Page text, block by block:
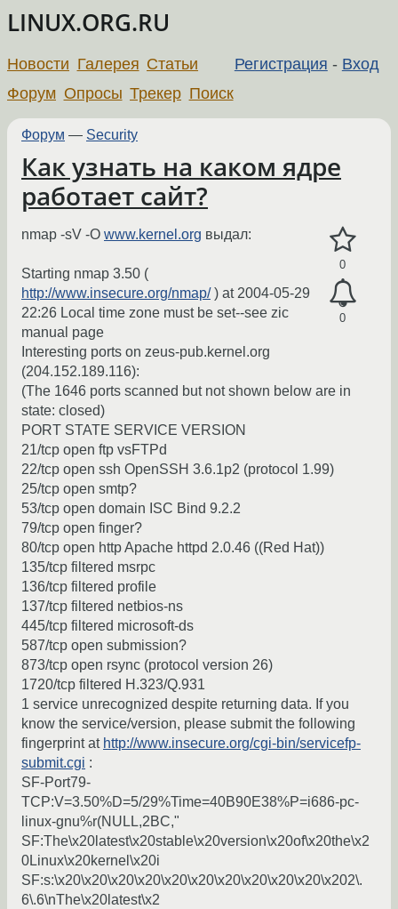
LINUX.ORG.RU
Регистрация - Вход
Новости Галерея Статьи
Форум Опросы Трекер Поиск
Форум — Security
Как узнать на каком ядре
работает сайт?
0
0
nmap -sV -O www.kernel.org выдал:
Starting nmap 3.50 (
http://www.insecure.org/nmap/) at 2004-05-29
22:26 Local time zone must be set--see zic
manual page
Interesting ports on zeus-pub.kernel.org
(204.152.189.116):
(The 1646 ports scanned but not shown below are in
state: closed)
PORT STATE SERVICE VERSION
21/tcp open ftp vsFTPd
22/tcp open ssh OpenSSH 3.6.1p2 (protocol 1.99)
25/tcp open smtp?
53/tcp open domain ISC Bind 9.2.2
79/tcp open finger?
80/tcp open http Apache httpd 2.0.46 ((Red Hat))
135/tcp filtered msrpc
136/tcp filtered profile
137/tcp filtered netbios-ns
445/tcp filtered microsoft-ds
587/tcp open submission?
873/tcp open rsync (protocol version 26)
1720/tcp filtered H.323/Q.931
1 service unrecognized despite returning data. If you
know the service/version, please submit the following
fingerprint at http://www.insecure.org/cgi-bin/servicefp-
submit.cgi :
SF-Port79-
TCP:V=3.50%D=5/29%Time=40B90E38%P=i686-pc-
linux-gnu%r(NULL,2BC,"
SF:The\x20latest\x20stable\x20version\x20of\x20the\x2
0Linux\x20kernel\x20i
SF:s:\x20\x20\x20\x20\x20\x20\x20\x20\x20\x20\x202\.
6\.6\nThe\x20latest\x2